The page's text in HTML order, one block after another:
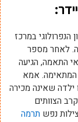
במרכז
לאחר מספר
התאמה, הגיעה
המתאימה. אמא
שאינה מכירה
הצוותים
נפש תרמה